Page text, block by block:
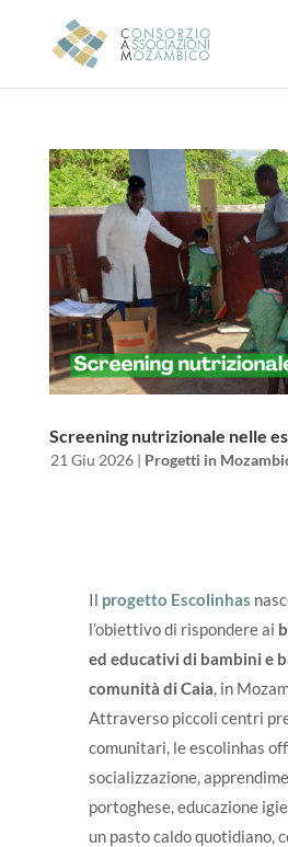
Screening nutrizionale nelle
21 Giu 2026| Progetti in
Il progetto Escolinhas
l’obiettivo di rispondere ai
ed educativi di bambini e
comunità di Caia, in
Attraverso piccoli centri
comunitari, le escolinhas
socializzazione,
portoghese, educazione
un pasto caldo quotidiano,